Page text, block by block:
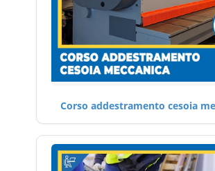
Corso addestramento cesoia